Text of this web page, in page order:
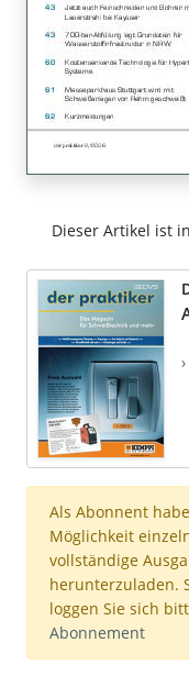
Dieser Artikel ist
Als Abonnent
Möglichkeit
vollständige
herunterzuladen.
loggen Sie sich
Abonnement